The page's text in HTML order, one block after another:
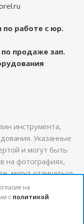
работе с юр.
продаже зап.
инструмента,
Указанные
и могут быть
на фотографиях,
могут отличаться
о стоимости и
наших менеджеров
на
с политикой